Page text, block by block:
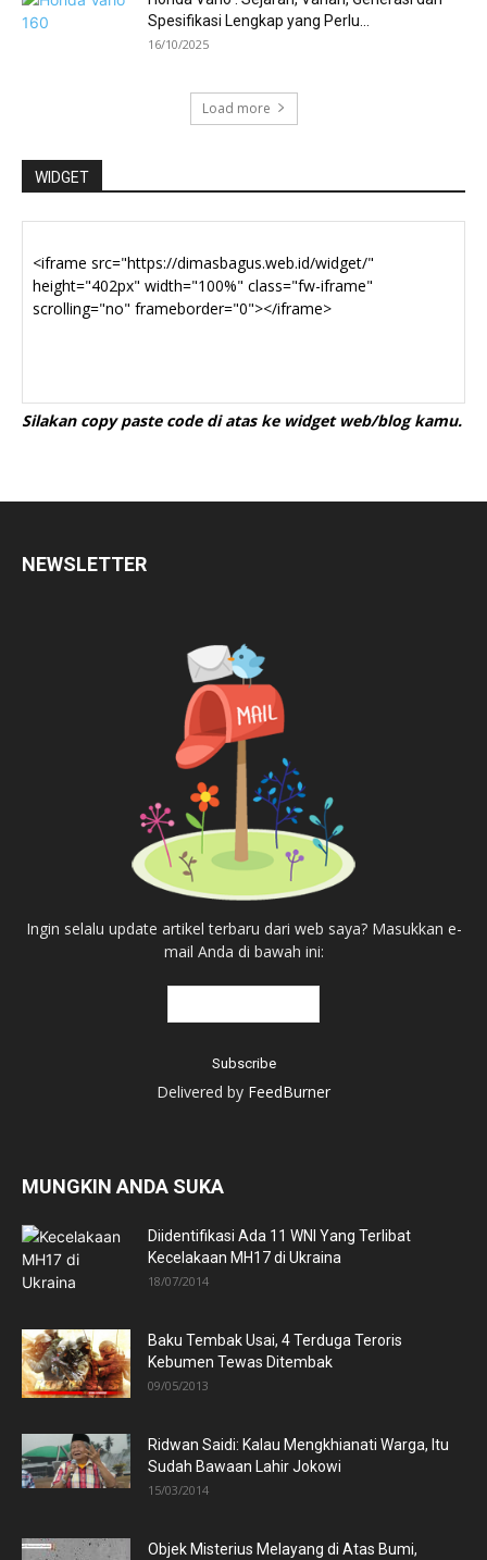
Spesifikasi Lengkap yang Perlu...
16/10/2025
Load more
WIDGET
Silakan copy paste code di atas ke widget web/blog kamu.
NEWSLETTER
Ingin selalu update artikel terbaru dari web saya? Masukkan e-
mail Anda di bawah ini:
Delivered by FeedBurner
MUNGKIN ANDA SUKA
Diidentifikasi Ada 11 WNI Yang Terlibat
Kecelakaan MH17 di Ukraina
18/07/2014
Baku Tembak Usai, 4 Terduga Teroris
Kebumen Tewas Ditembak
09/05/2013
Ridwan Saidi: Kalau Mengkhianati Warga, Itu
Sudah Bawaan Lahir Jokowi
15/03/2014
Objek Misterius Melayang di Atas Bumi,